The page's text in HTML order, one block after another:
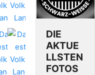
DIE
AKTUE
LLSTEN
FOTOS